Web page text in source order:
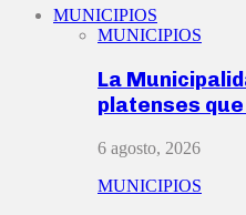
MUNICIPIOS
MUNICIPIOS
La
platenses
6 agosto, 2026
MUNICIPIOS